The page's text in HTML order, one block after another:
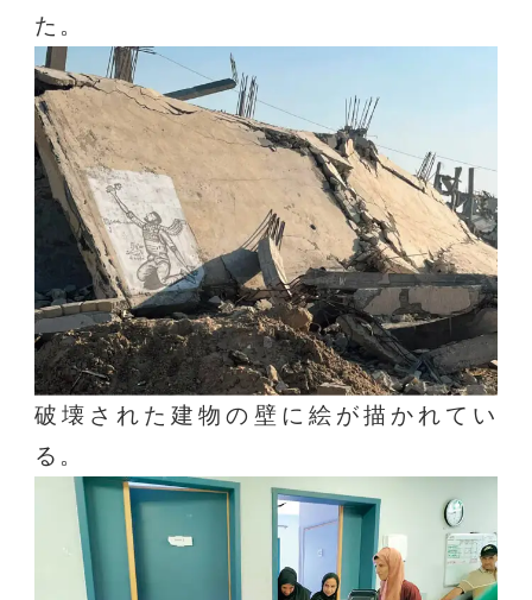
た。
破壊された建物の壁に絵が描かれてい
る。